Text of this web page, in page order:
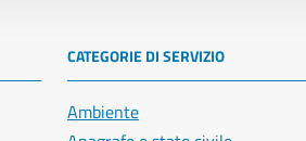
CATEGORIE DI SERVIZIO
Ambiente